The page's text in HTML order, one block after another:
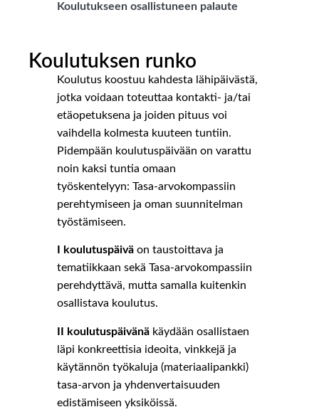
Koulutukseen osallistuneen palaute
Koulutuksen runko
Koulutus koostuu kahdesta lähipäivästä,
jotka voidaan toteuttaa kontakti- ja/tai
etäopetuksena ja joiden pituus voi
vaihdella kolmesta kuuteen tuntiin.
Pidempään koulutuspäivään on varattu
noin kaksi tuntia omaan
työskentelyyn: Tasa-arvokompassiin
perehtymiseen ja oman suunnitelman
työstämiseen.
I koulutuspäivä on taustoittava ja
tematiikkaan sekä Tasa-arvokompassiin
perehdyttävä, mutta samalla kuitenkin
osallistava koulutus.
II koulutuspäivänä käydään osallistaen
läpi konkreettisia ideoita, vinkkejä ja
käytännön työkaluja (materiaalipankki)
tasa-arvon ja yhdenvertaisuuden
edistämiseen yksiköissä.